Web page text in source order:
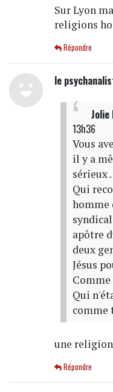
Sur Lyon
religions
Répondre
le
Jolie
13h36
Vous
il y a
sérieux .
Qui
homme
apôtre
deux
Jésus
Qui
comme
une religion
Répondre